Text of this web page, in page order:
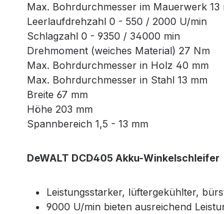
Max. Bohrdurchmesser im Mauerwerk 13
Leerlaufdrehzahl 0 - 550 / 2000 U/min
Schlagzahl 0 - 9350 / 34000 min
Drehmoment (weiches Material) 27 Nm
Max. Bohrdurchmesser in Holz 40 mm
Max. Bohrdurchmesser in Stahl 13 mm
Breite 67 mm
Höhe 203 mm
Spannbereich 1,5 - 13 mm
DeWALT DCD405 Akku-Winkelschleifer
Leistungsstarker, lüftergekühlter,
9000 U/min bieten ausreichend